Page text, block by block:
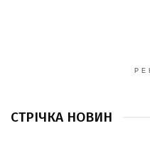
СТРІЧКА НОВИН